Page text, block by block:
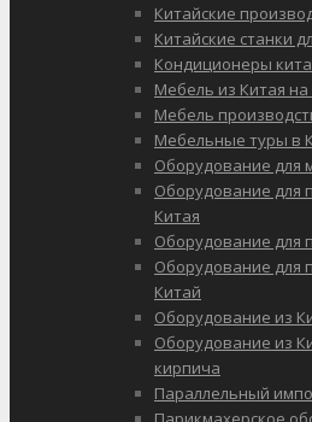
Китайские
Китайские станки
Кондиционеры
Мебель из Китая на
Мебель
Мебельные туры в
Оборудование для
Оборудование для
Китая
Оборудование для
Оборудование для
Китай
Оборудование из
Оборудование из
кирпича
Параллельный